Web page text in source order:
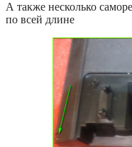
А также несколько
по всей длине